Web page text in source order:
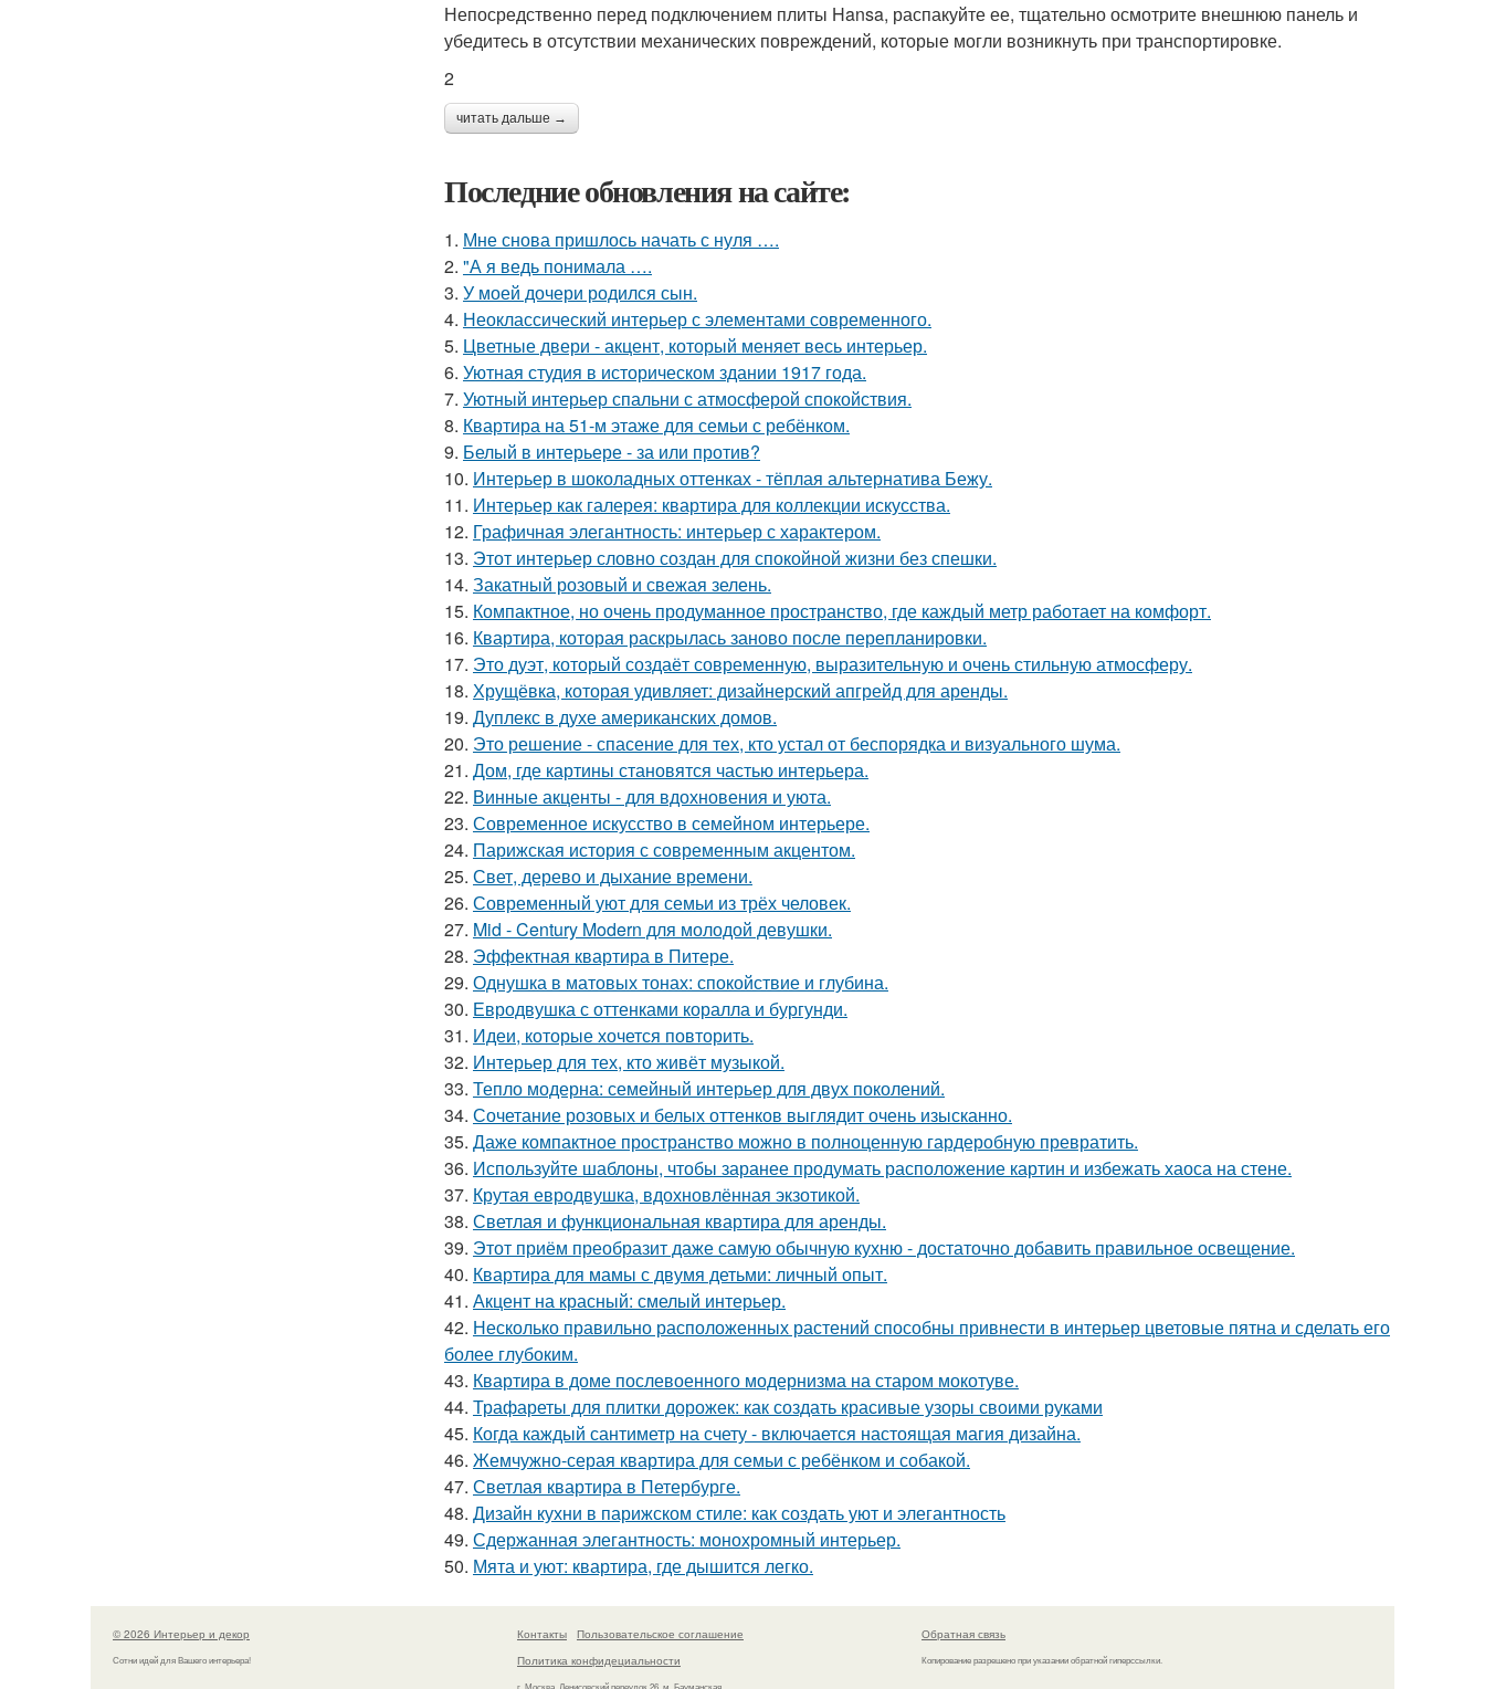
Непосредственно перед подключением плиты Hansa, распакуйте ее, тщательно осмотрите внешнюю панель и
убедитесь в отсутствии механических повреждений, которые могли возникнуть при транспортировке.
2
читать дальше →
Последние обновления на сайте:
1. Мне снова пришлось начать с нуля ….
2. "А я ведь понимала ….
3. У моей дочери родился сын.
4. Неоклассический интерьер с элементами современного.
5. Цветные двери - акцент, который меняет весь интерьер.
6. Уютная студия в историческом здании 1917 года.
7. Уютный интерьер спальни с атмосферой спокойствия.
8. Квартира на 51-м этаже для семьи с ребёнком.
9. Белый в интерьере - за или против?
10. Интерьер в шоколадных оттенках - тёплая альтернатива Бежу.
11. Интерьер как галерея: квартира для коллекции искусства.
12. Графичная элегантность: интерьер с характером.
13. Этот интерьер словно создан для спокойной жизни без спешки.
14. Закатный розовый и свежая зелень.
15. Компактное, но очень продуманное пространство, где каждый метр работает на комфорт.
16. Квартира, которая раскрылась заново после перепланировки.
17. Это дуэт, который создаёт современную, выразительную и очень стильную атмосферу.
18. Хрущёвка, которая удивляет: дизайнерский апгрейд для аренды.
19. Дуплекс в духе американских домов.
20. Это решение - спасение для тех, кто устал от беспорядка и визуального шума.
21. Дом, где картины становятся частью интерьера.
22. Винные акценты - для вдохновения и уюта.
23. Современное искусство в семейном интерьере.
24. Парижская история с современным акцентом.
25. Свет, дерево и дыхание времени.
26. Современный уют для семьи из трёх человек.
27. Mid - Century Modern для молодой девушки.
28. Эффектная квартира в Питере.
29. Однушка в матовых тонах: спокойствие и глубина.
30. Евродвушка с оттенками коралла и бургунди.
31. Идеи, которые хочется повторить.
32. Интерьер для тех, кто живёт музыкой.
33. Тепло модерна: семейный интерьер для двух поколений.
34. Сочетание розовых и белых оттенков выглядит очень изысканно.
35. Даже компактное пространство можно в полноценную гардеробную превратить.
36. Используйте шаблоны, чтобы заранее продумать расположение картин и избежать хаоса на стене.
37. Крутая евродвушка, вдохновлённая экзотикой.
38. Светлая и функциональная квартира для аренды.
39. Этот приём преобразит даже самую обычную кухню - достаточно добавить правильное освещение.
40. Квартира для мамы с двумя детьми: личный опыт.
41. Акцент на красный: смелый интерьер.
42. Несколько правильно расположенных растений способны привнести в интерьер цветовые пятна и сделать его
более глубоким.
43. Квартира в доме послевоенного модернизма на старом мокотуве.
44. Трафареты для плитки дорожек: как создать красивые узоры своими руками
45. Когда каждый сантиметр на счету - включается настоящая магия дизайна.
46. Жемчужно-серая квартира для семьи с ребёнком и собакой.
47. Светлая квартира в Петербурге.
48. Дизайн кухни в парижском стиле: как создать уют и элегантность
49. Сдержанная элегантность: монохромный интерьер.
50. Мята и уют: квартира, где дышится легко.
© 2026 Интерьер и декор
Сотни идей для Вашего интерьера!
Контакты
Пользовательское соглашение
Политика конфидециальности
г. Москва, Денисовский переулок 26, м. Бауманская
Обратная связь
Копирование разрешено при указании обратной гиперссылки.